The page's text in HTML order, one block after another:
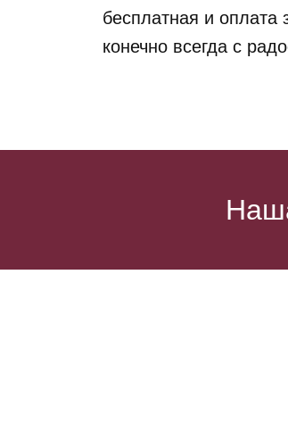
бесплатная и оплата
конечно всегда с